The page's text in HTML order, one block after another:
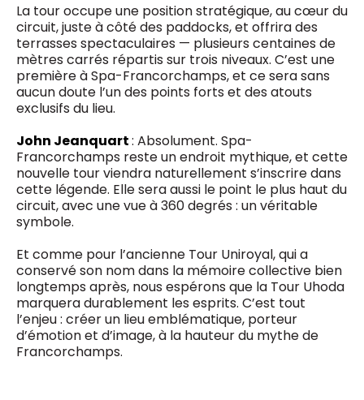
La tour occupe une position stratégique, au cœur du
circuit, juste à côté des paddocks, et offrira des
terrasses spectaculaires — plusieurs centaines de
mètres carrés répartis sur trois niveaux. C’est une
première à Spa-Francorchamps, et ce sera sans
aucun doute l’un des points forts et des atouts
exclusifs du lieu.
John Jeanquart: Absolument. Spa-
Francorchamps reste un endroit mythique, et cette
nouvelle tour viendra naturellement s’inscrire dans
cette légende. Elle sera aussi le point le plus haut du
circuit, avec une vue à 360 degrés : un véritable
symbole.
Et comme pour l’ancienne Tour Uniroyal, qui a
conservé son nom dans la mémoire collective bien
longtemps après, nous espérons que la Tour Uhoda
marquera durablement les esprits. C’est tout
l’enjeu : créer un lieu emblématique, porteur
d’émotion et d’image, à la hauteur du mythe de
Francorchamps.